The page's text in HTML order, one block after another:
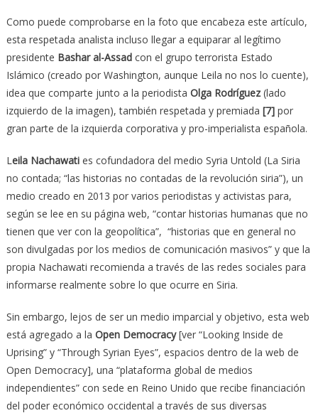
Como puede comprobarse en la foto que encabeza este artículo,
esta respetada analista incluso llegar a equiparar al legítimo
presidente Bashar al-Assadcon el grupo terrorista Estado
Islámico (creado por Washington, aunque Leila no nos lo cuente),
idea que comparte junto a la periodista Olga Rodríguez(lado
izquierdo de la imagen), también respetada y premiada [7] por
gran parte de la izquierda corporativa y pro-imperialista española.
Leila Nachawaties cofundadora del medio Syria Untold (La Siria
no contada; “las historias no contadas de la revolución siria”), un
medio creado en 2013 por varios periodistas y activistas para,
según se lee en su página web, “contar historias humanas que no
tienen que ver con la geopolítica”, “historias que en general no
son divulgadas por los medios de comunicación masivos” y que la
propia Nachawati recomienda a través de las redes sociales para
informarse realmente sobre lo que ocurre en Siria.
Sin embargo, lejos de ser un medio imparcial y objetivo, esta web
está agregado a la Open Democracy[ver “Looking Inside de
Uprising” y “Through Syrian Eyes”, espacios dentro de la web de
Open Democracy], una “plataforma global de medios
independientes” con sede en Reino Unido que recibe financiación
del poder económico occidental a través de sus diversas